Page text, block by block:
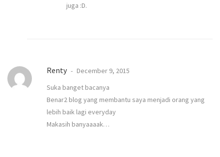
juga :D.
Renty
December 9, 2015
Suka banget bacanya
Benar2 blog yang membantu saya menjadi orang yang
lebih baik lagi everyday
Makasih banyaaaak…